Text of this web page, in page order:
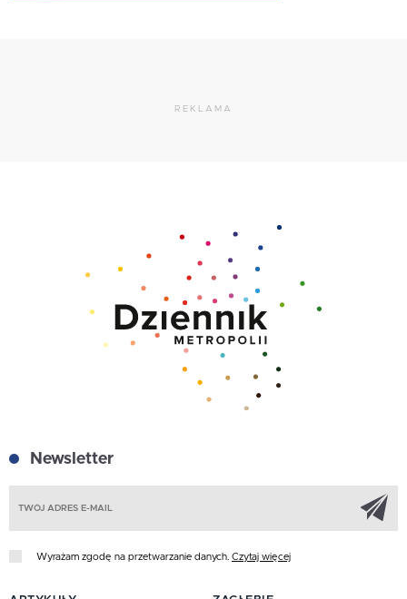
REKLAMA
Newsletter
Wyrażam zgodę na przetwarzanie danych. Czytaj więcej